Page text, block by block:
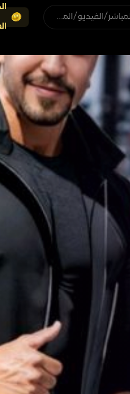
البحث عن البث المباشر/الفيديو/المستخدم